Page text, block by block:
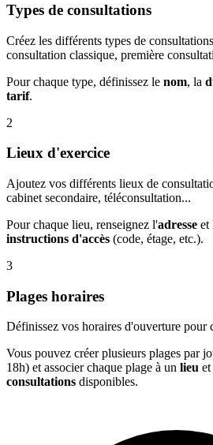
Types de consultations
Créez les différents types de
consultation classique, première
Pour chaque type, définissez le nom, la
tarif.
2
Lieux d'exercice
Ajoutez vos différents lieux de
cabinet secondaire, téléconsultation...
Pour chaque lieu, renseignez l'adresse et
instructions d'accès (code, étage, etc.).
3
Plages horaires
Définissez vos horaires d'ouverture pour
Vous pouvez créer plusieurs plages par
18h) et associer chaque plage à un lieu
consultations disponibles.